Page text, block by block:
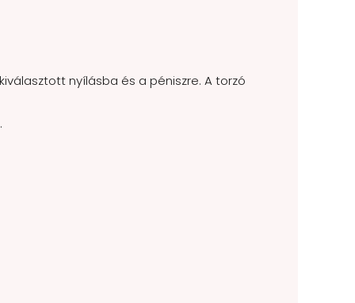
nyílásba és a péniszre. A torzó